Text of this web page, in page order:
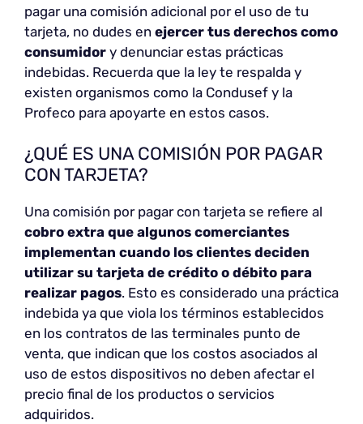
pagar una comisión adicional por el uso de tu
tarjeta, no dudes en ejercer tus derechos como
consumidor y denunciar estas prácticas
indebidas. Recuerda que la ley te respalda y
existen organismos como la Condusef y la
Profeco para apoyarte en estos casos.
¿QUÉ ES UNA COMISIÓN POR PAGAR
CON TARJETA?
Una comisión por pagar con tarjeta se refiere al
cobro extra que algunos comerciantes
implementan cuando los clientes deciden
utilizar su tarjeta de crédito o débito para
realizar pagos. Esto es considerado una práctica
indebida ya que viola los términos establecidos
en los contratos de las terminales punto de
venta, que indican que los costos asociados al
uso de estos dispositivos no deben afectar el
precio final de los productos o servicios
adquiridos.